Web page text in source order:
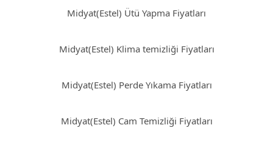
Midyat(Estel) Ütü Yapma Fiyatları
Midyat(Estel) Klima temizliği Fiyatları
Midyat(Estel) Perde Yıkama Fiyatları
Midyat(Estel) Cam Temizliği Fiyatları